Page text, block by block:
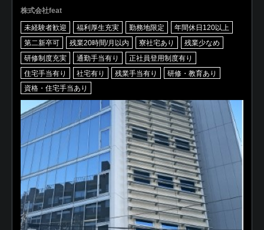
株式会社feat
未経験者歓迎 福利厚生充実 勤務地限定
年間休日120以上
第二新卒可
残業20時間/月以内 寮社宅あり
残業少なめ
研修制度充実
通勤手当有り
正社員登用制度有り
住宅手当有り
社宅有り 残業手当有り
研修・教育あり
資格・住宅手当あり